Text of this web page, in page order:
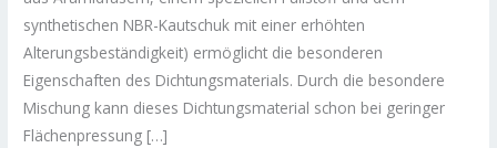
synthetischen NBR-Kautschuk mit einer erhöhten
Alterungsbeständigkeit) ermöglicht die besonderen
Eigenschaften des Dichtungsmaterials. Durch die besondere
Mischung kann dieses Dichtungsmaterial schon bei geringer
Flächenpressung […]